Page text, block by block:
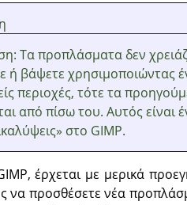
Τα προπλάσματα δεν
ή βάψετε χρησιμοποιώντας
περιοχές, τότε τα
από πίσω του. Αυτός
» στο GIMP.
έρχεται με μερικά
να προσθέσετε νέα